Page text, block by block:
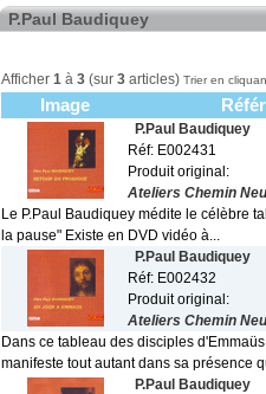
P.Paul Baudiquey
Afficher 1 à 3 (sur 3 articles) Trier en
Image
P.Paul Baudiquey
Réf: E002431
Produit original:
Ateliers Chemin
Le P.Paul Baudiquey médite le célèbre
la pause" Existe en DVD vidéo à...
P.Paul Baudiquey
Réf: E002432
Produit original:
Ateliers Chemin
Dans ce tableau des disciples
manifeste tout autant dans sa présence
P.Paul Baudiquey